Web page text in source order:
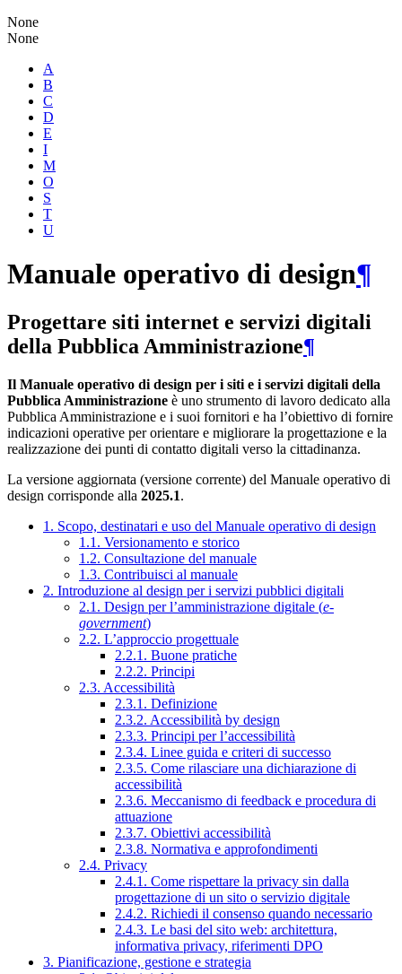
None
None
A
B
C
D
E
I
M
O
S
T
U
Manuale operativo di design¶
Progettare siti internet e servizi digitali
della Pubblica Amministrazione¶
Il Manuale operativo di design per i siti e i servizi digitali della
Pubblica Amministrazione è uno strumento di lavoro dedicato alla
Pubblica Amministrazione e i suoi fornitori e ha l’obiettivo di fornire
indicazioni operative per orientare e migliorare la progettazione e la
realizzazione dei punti di contatto digitali verso la cittadinanza.
La versione aggiornata (versione corrente) del Manuale operativo di
design corrisponde alla 2025.1.
1. Scopo, destinatari e uso del Manuale operativo di design
1.1. Versionamento e storico
1.2. Consultazione del manuale
1.3. Contribuisci al manuale
2. Introduzione al design per i servizi pubblici digitali
2.1. Design per l’amministrazione digitale (e-
government)
2.2. L’approccio progettuale
2.2.1. Buone pratiche
2.2.2. Principi
2.3. Accessibilità
2.3.1. Definizione
2.3.2. Accessibilità by design
2.3.3. Principi per l’accessibilità
2.3.4. Linee guida e criteri di successo
2.3.5. Come rilasciare una dichiarazione di
accessibilità
2.3.6. Meccanismo di feedback e procedura di
attuazione
2.3.7. Obiettivi accessibilità
2.3.8. Normativa e approfondimenti
2.4. Privacy
2.4.1. Come rispettare la privacy sin dalla
progettazione di un sito o servizio digitale
2.4.2. Richiedi il consenso quando necessario
2.4.3. Le basi del sito web: architettura,
informativa privacy, riferimenti DPO
3. Pianificazione, gestione e strategia